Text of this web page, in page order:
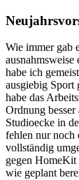
Wie immer gab
habe ich
ausgiebig Sport
habe das
Ordnung
Studioecke in
fehlen nur noch
vollständig
gegen HomeKit
wie geplant